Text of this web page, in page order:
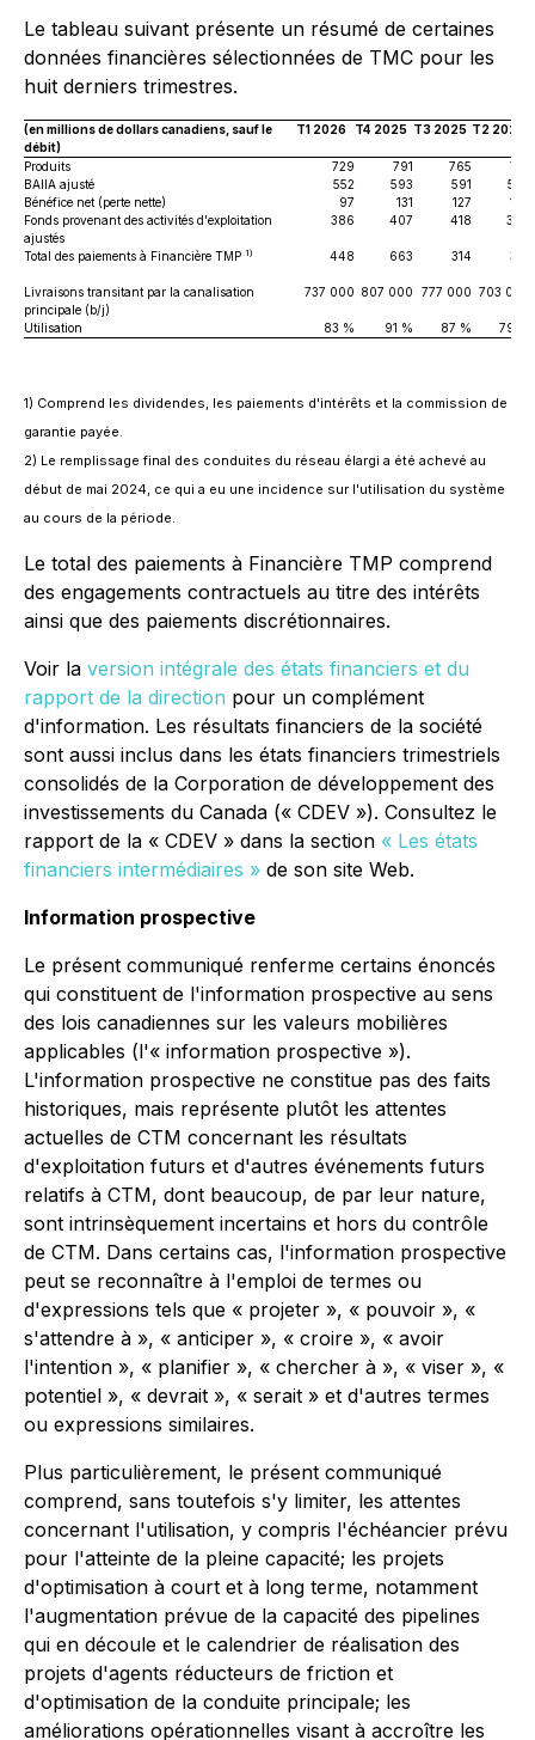
Le tableau suivant présente un résumé de certaines
données financières sélectionnées de TMC pour les
huit derniers trimestres.
(en millions de dollars canadiens, sauf le
débit)
T1 2026 T4 2025 T3 2025 T2 2025
Produits 729 791 765
719
BAIIA ajusté
552 593 591
558
Bénéfice net (perte nette)
97 131 127
150
Fonds provenant des activités d'exploitation
ajustés
386 407 418 394
Total des paiements à Financière TMP 1) 448 663 314 314
Livraisons transitant par la canalisation
principale (b/j)
737 000 807 000 777 000 703 000
Utilisation 83 % 91 % 87 % 79 %
1) Comprend les dividendes, les paiements d'intérêts et la commission de
garantie payée.
2) Le remplissage final des conduites du réseau élargi a été achevé au
début de mai 2024, ce qui a eu une incidence sur l'utilisation du système
au cours de la période.
Le total des paiements à Financière TMP comprend
des engagements contractuels au titre des intérêts
ainsi que des paiements discrétionnaires.
Voir la version intégrale des états financiers et du
rapport de la direction pour un complément
d'information. Les résultats financiers de la société
sont aussi inclus dans les états financiers trimestriels
consolidés de la Corporation de développement des
investissements du Canada (« CDEV »). Consultez le
rapport de la « CDEV » dans la section « Les états
financiers intermédiaires » de son site Web.
Information prospective
Le présent communiqué renferme certains énoncés
qui constituent de l'information prospective au sens
des lois canadiennes sur les valeurs mobilières
applicables (l'« information prospective »).
L'information prospective ne constitue pas des faits
historiques, mais représente plutôt les attentes
actuelles de CTM concernant les résultats
d'exploitation futurs et d'autres événements futurs
relatifs à CTM, dont beaucoup, de par leur nature,
sont intrinsèquement incertains et hors du contrôle
de CTM. Dans certains cas, l'information prospective
peut se reconnaître à l'emploi de termes ou
d'expressions tels que « projeter », « pouvoir », «
s'attendre à », « anticiper », « croire », « avoir
l'intention », « planifier », « chercher à », « viser », «
potentiel », « devrait », « serait » et d'autres termes
ou expressions similaires.
Plus particulièrement, le présent communiqué
comprend, sans toutefois s'y limiter, les attentes
concernant l'utilisation, y compris l'échéancier prévu
pour l'atteinte de la pleine capacité; les projets
d'optimisation à court et à long terme, notamment
l'augmentation prévue de la capacité des pipelines
qui en découle et le calendrier de réalisation des
projets d'agents réducteurs de friction et
d'optimisation de la conduite principale; les
améliorations opérationnelles visant à accroître les